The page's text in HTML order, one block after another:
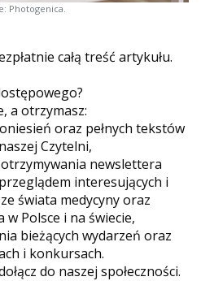
Photogenica.
całą treść artykułu.
a otrzymasz:
oraz pełnych tekstów
Czytelni,
newslettera
interesujących i
świata medycyny oraz
Polsce i na świecie,
bieżących wydarzeń oraz
i konkursach.
do naszej społeczności.